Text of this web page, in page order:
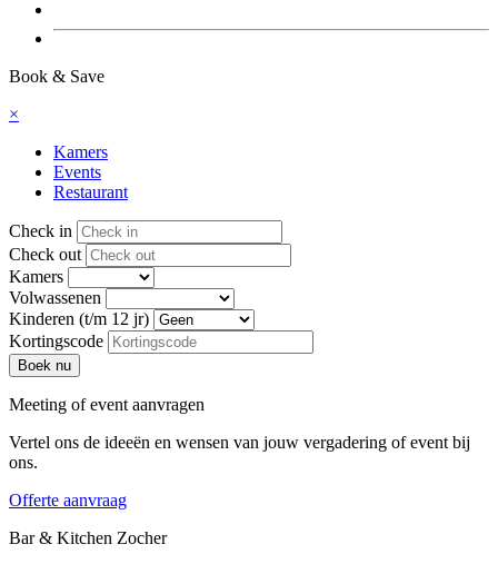
Book & Save
×
Kamers
Events
Restaurant
Check in
Check out
Kamers
Volwassenen
Kinderen (t/m 12 jr)
Kortingscode
Meeting of event aanvragen
Vertel ons de ideeën en wensen van jouw vergadering of event bij
ons.
Offerte aanvraag
Bar & Kitchen Zocher